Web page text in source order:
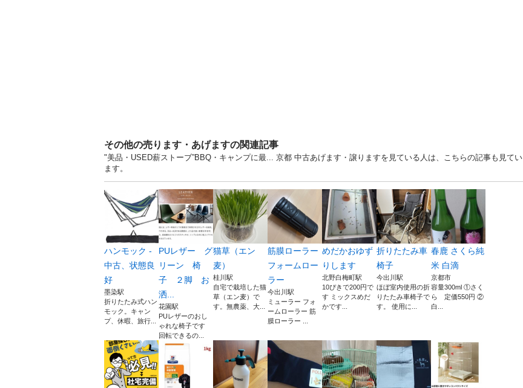
その他の売ります・あげますの関連記事
"美品・USED薪ストーブ”BBQ・キャンプに最... 京都 中古あげます・譲りますを見ている人は、こちらの記事も見てい
ます。
ハンモック -
中古、状態良
好
墨染駅
折りたたみ式ハン
モック。キャン
プ、休暇、旅行...
PUレザー グ
リーン 椅
子 ２脚 お
洒...
花園駅
PUレザーのおし
ゃれな椅子です
回転できるの...
猫草（エン
麦）
桂川駅
自宅で栽培した猫
草（エン麦）で
す。無農薬、大...
筋膜ローラー
フォームロー
ラー
今出川駅
ミューラー フォ
ームローラー 筋
膜ローラー ...
めだかおゆず
りします
北野白梅町駅
10ぴきで200円で
す ミックスめだ
かです...
折りたたみ車
椅子
今出川駅
ほぼ室内使用の折
りたたみ車椅子で
す。 使用に...
春鹿 さくら純
米 白滴
京都市
容量300ml ①さく
ら 定価550円 ②
白...